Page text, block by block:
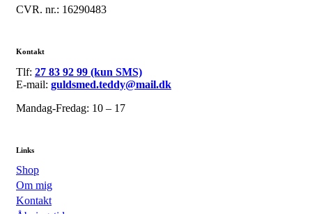
CVR. nr.: 16290483
Kontakt
Tlf: 27 83 92 99 (kun SMS)
E-mail: guldsmed.teddy@mail.dk
Mandag-Fredag: 10 – 17
Links
Shop
Om mig
Kontakt